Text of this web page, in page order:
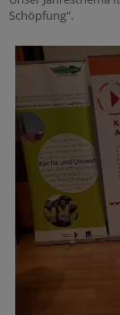
Schöpfung".